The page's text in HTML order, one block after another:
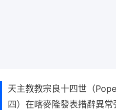
天主教教宗良十四世（
四）在喀麥隆發表措辭異